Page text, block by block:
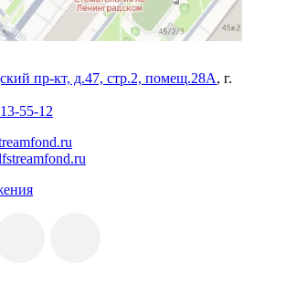
пр-кт, д.47, стр.2, помещ.28А, г.
55-12